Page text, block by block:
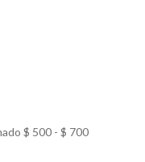
$ 500 - $ 700